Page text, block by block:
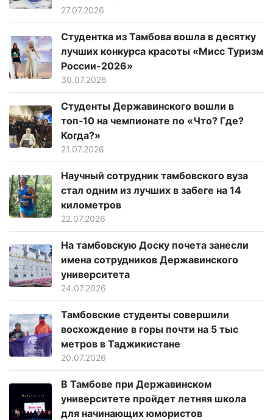
27.07.2026
Студентка из Тамбова вошла в десятку
лучших конкурса красоты «Мисс Туризм
России-2026»
30.07.2026
Студенты Державинского вошли в
топ‑10 на чемпионате по «Что? Где?
Когда?»
21.07.2026
Научный сотрудник тамбовского вуза
стал одним из лучших в забеге на 14
километров
22.07.2026
На тамбовскую Доску почета занесли
имена сотрудников Державинского
университета
24.07.2026
Тамбовские студенты совершили
восхождение в горы почти на 5 тыс
метров в Таджикистане
20.07.2026
В Тамбове при Державинском
университете пройдет летняя школа
для начинающих юмористов